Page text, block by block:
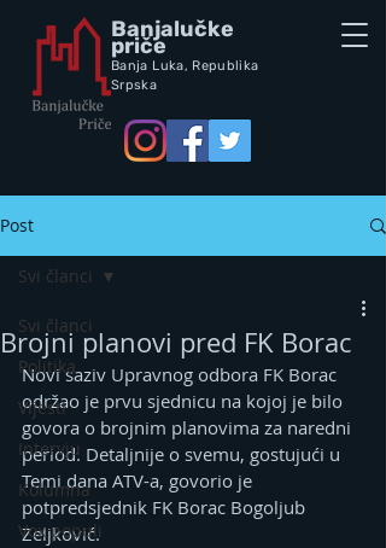
Banjalučke
priče
Banja Luka, Republika
Srpska
Post
Svi članci
Politika
Vijesti
Intervju
Kolumna
Vox populi
Svi članci
Brojni planovi pred FK Borac
Novi saziv Upravnog odbora FK Borac
održao je prvu sjednicu na kojoj je bilo
govora o brojnim planovima za naredni
period. Detaljnije o svemu, gostujući u
Temi dana ATV-a, govorio je
potpredsjednik FK Borac Bogoljub
Zeljković.